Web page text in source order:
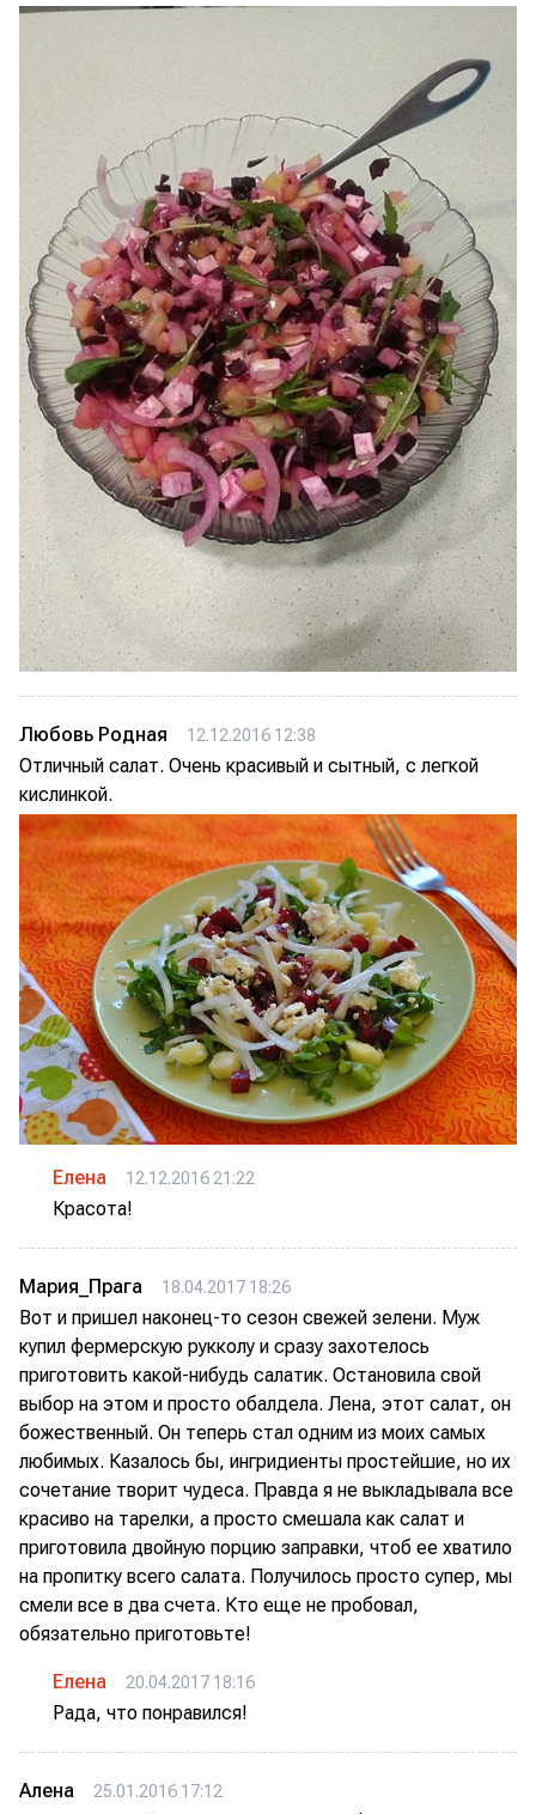
Любовь Родная 12.12.2016 12:38
Отличный салат. Очень красивый и сытный, с легкой
кислинкой.
Елена 12.12.2016 21:22
Красота!
Мария_Прага 18.04.2017 18:26
Вот и пришел наконец-то сезон свежей зелени. Муж
купил фермерскую рукколу и сразу захотелось
приготовить какой-нибудь салатик. Остановила свой
выбор на этом и просто обалдела. Лена, этот салат, он
божественный. Он теперь стал одним из моих самых
любимых. Казалось бы, ингридиенты простейшие, но их
сочетание творит чудеса. Правда я не выкладывала все
красиво на тарелки, а просто смешала как салат и
приготовила двойную порцию заправки, чтоб ее хватило
на пропитку всего салата. Получилось просто супер, мы
смели все в два счета. Кто еще не пробовал,
обязательно приготовьте!
Елена 20.04.2017 18:16
Рада, что понравился!
Алена 25.01.2016 17:12